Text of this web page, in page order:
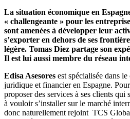
La situation économique en
« challengeante » pour les
sont amenées à développer leur
s’exporter en dehors de ses
légère. Tomas Diez partage son
Il est lui aussi membre du réseau
Edisa Asesores est spécialisée dans
juridique et financier en Espagne.
proposer des services à ses clients
à vouloir s’installer sur le marché
donc naturellement rejoint TCS